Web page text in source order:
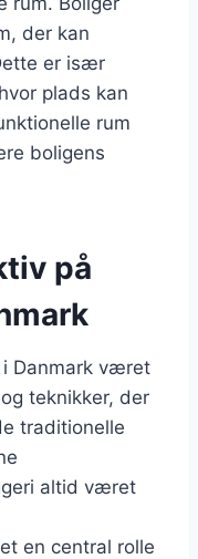
der kan
er især
plads kan
rum
boligens
på
Danmark været
teknikker, der
traditionelle
altid været
en central rolle